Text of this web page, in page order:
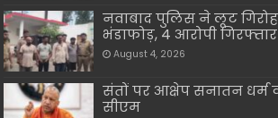
नवाबाद पुलिस ने लूट
भंडाफोड़, 4 आरोपी गिरफ्तार
August 4, 2026
संतों पर आक्षेप सनातन धर्म
सीएम